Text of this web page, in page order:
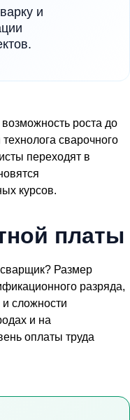
и
роста до
сварочного
переходят в
курсов.
платы
Размер
разряда,
сложности
и на
оплаты труда